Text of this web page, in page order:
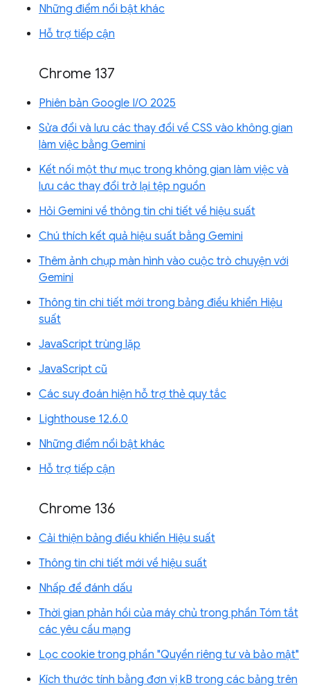
Những điểm nổi bật khác
Hỗ trợ tiếp cận
Chrome 137
Phiên bản Google I/O 2025
Sửa đổi và lưu các thay đổi về CSS vào không gian
làm việc bằng Gemini
Kết nối một thư mục trong không gian làm việc và
lưu các thay đổi trở lại tệp nguồn
Hỏi Gemini về thông tin chi tiết về hiệu suất
Chú thích kết quả hiệu suất bằng Gemini
Thêm ảnh chụp màn hình vào cuộc trò chuyện với
Gemini
Thông tin chi tiết mới trong bảng điều khiển Hiệu
suất
JavaScript trùng lặp
JavaScript cũ
Các suy đoán hiện hỗ trợ thẻ quy tắc
Lighthouse 12.6.0
Những điểm nổi bật khác
Hỗ trợ tiếp cận
Chrome 136
Cải thiện bảng điều khiển Hiệu suất
Thông tin chi tiết mới về hiệu suất
Nhấp để đánh dấu
Thời gian phản hồi của máy chủ trong phần Tóm tắt
các yêu cầu mạng
Lọc cookie trong phần "Quyền riêng tư và bảo mật"
Kích thước tính bằng đơn vị kB trong các bảng trên